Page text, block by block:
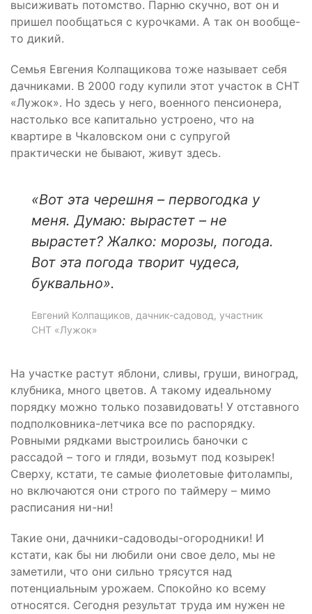
высиживать потомство. Парню скучно, вот он и
пришел пообщаться с курочками. А так он вообще-
то дикий.
Семья Евгения Колпащикова тоже называет себя
дачниками. В 2000 году купили этот участок в СНТ
«Лужок». Но здесь у него, военного пенсионера,
настолько все капитально устроено, что на
квартире в Чкаловском они с супругой
практически не бывают, живут здесь.
«Вот эта черешня – первогодка у
меня. Думаю: вырастет – не
вырастет? Жалко: морозы, погода.
Вот эта погода творит чудеса,
буквально».
Евгений Колпащиков, дачник-садовод, участник
СНТ «Лужок»
На участке растут яблони, сливы, груши, виноград,
клубника, много цветов. А такому идеальному
порядку можно только позавидовать! У отставного
подполковника-летчика все по распорядку.
Ровными рядками выстроились баночки с
рассадой – того и гляди, возьмут под козырек!
Сверху, кстати, те самые фиолетовые фитолампы,
но включаются они строго по таймеру – мимо
расписания ни-ни!
Такие они, дачники-садоводы-огородники! И
кстати, как бы ни любили они свое дело, мы не
заметили, что они сильно трясутся над
потенциальным урожаем. Спокойно ко всему
относятся. Сегодня результат труда им нужен не